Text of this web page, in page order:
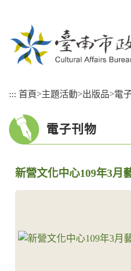
::: 首頁>主題活動>出版品>電
電子刊物
新營文化中心109年3月